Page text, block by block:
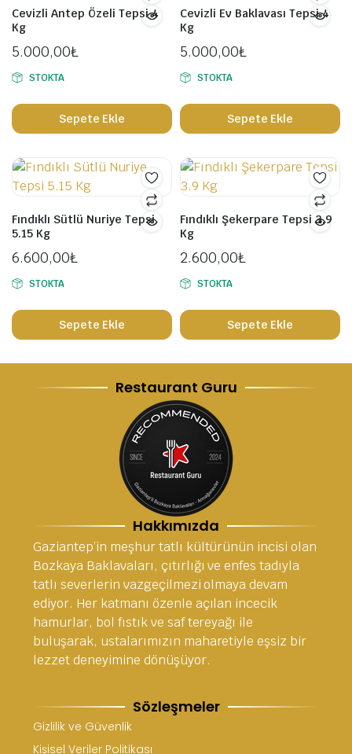
Cevizli Antep Özeli Tepsi 4
Kg
5.000,00₺
STOKTA
Sepete Ekle
Cevizli Ev Baklavası Tepsi 4
Kg
5.000,00₺
STOKTA
Sepete Ekle
Fındıklı Sütlü Nuriye Tepsi
5.15 Kg
6.600,00₺
STOKTA
Sepete Ekle
Fındıklı Şekerpare Tepsi 3.9
Kg
2.600,00₺
STOKTA
Sepete Ekle
Restaurant Guru
Hakkımızda
Gaziantep’in meşhur tatlı kültürünün incisi olan
Bozkaya Baklavaları, çıtırlığı ve enfes tadıyla
tatlı severlerin vazgeçilmezi olmaya devam
ediyor. Her katmanı özenle açılan incecik
hamurlar, bol fıstık ve saf tereyağı ile
buluşarak, ustalarımızın maharetiyle eşsiz bir
lezzet deneyimine dönüşüyor.
Sözleşmeler
Gizlilik ve Güvenlik
Kişisel Veriler Politikası